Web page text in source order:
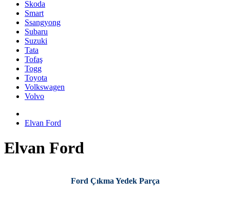
Skoda
Smart
Ssangyong
Subaru
Suzuki
Tata
Tofaş
Togg
Toyota
Volkswagen
Volvo
Elvan Ford
Elvan Ford
Ford Çıkma Yedek Parça